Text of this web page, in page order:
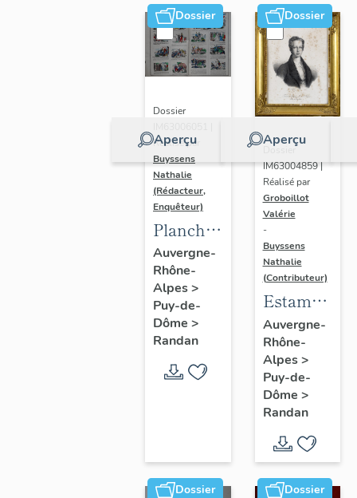
Dossier
Aperçu
Dossier
Réalisé par
Buyssens
Nathalie
(Rédacteur,
Enquêteur)
Planche
d'images
d'Épinal
" Les
princes
d'Orléans
" - n° 2
Auvergne-
Rhône-
Alpes>
Puy-de-
Dôme >
Randan
Dossier
Aperçu
Dossier
IM63004859 |
Réalisé par
Groboillot
Valérie
-
Buyssens
Nathalie
(Contributeur)
Estampe
- Portrait
de
Ferdinand-
Philippe
d'Orléans
(1810-
1842),
enfant
Auvergne-
Rhône-
Alpes>
Puy-de-
Dôme >
Randan
Dossier Dossier